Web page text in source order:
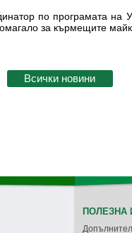
по програмата на
за кърмещите
ПОЛЕЗНА